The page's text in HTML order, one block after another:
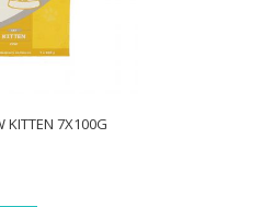
KITTEN 7X100G